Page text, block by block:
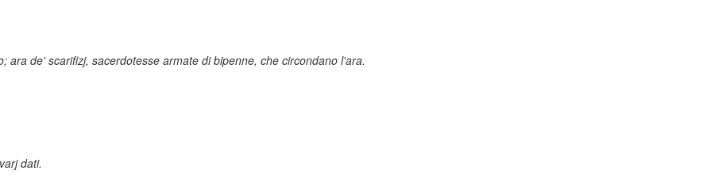
ara de' scarifizj, sacerdotesse armate di bipenne, che circondano l'ara.
dati.